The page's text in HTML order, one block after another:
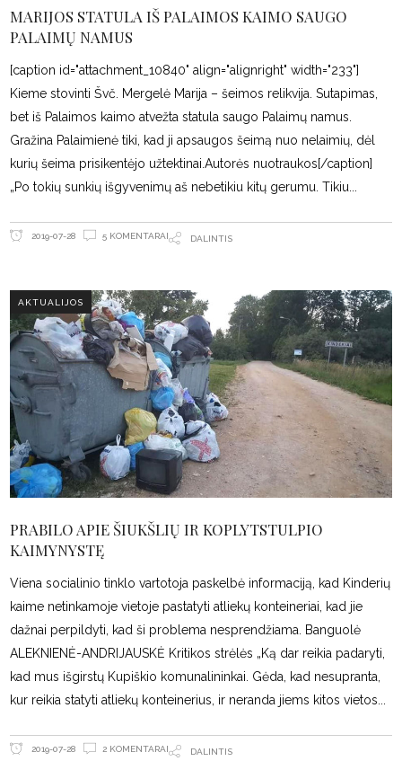
MARIJOS STATULA IŠ PALAIMOS KAIMO SAUGO
PALAIMŲ NAMUS
[caption id="attachment_10840" align="alignright" width="233"]
Kieme stovinti Švč. Mergelė Marija – šeimos relikvija. Sutapimas,
bet iš Palaimos kaimo atvežta statula saugo Palaimų namus.
Gražina Palaimienė tiki, kad ji apsaugos šeimą nuo nelaimių, dėl
kurių šeima prisikentėjo užtektinai.Autorės nuotraukos[/caption]
„Po tokių sunkių išgyvenimų aš nebetikiu kitų gerumu. Tikiu
2019-07-28 5 KOMENTARAI DALINTIS
AKTUALIJOS
PRABILO APIE ŠIUKŠLIŲ IR KOPLYTSTULPIO
KAIMYNYSTĘ
Viena socialinio tinklo vartotoja paskelbė informaciją, kad Kinderių
kaime netinkamoje vietoje pastatyti atliekų konteineriai, kad jie
dažnai perpildyti, kad ši problema nesprendžiama. Banguolė
ALEKNIENĖ-ANDRIJAUSKĖ Kritikos strėlės „Ką dar reikia padaryti,
kad mus išgirstų Kupiškio komunalininkai. Gėda, kad nesupranta,
kur reikia statyti atliekų konteinerius, ir neranda jiems kitos vietos
2019-07-28 2 KOMENTARAI DALINTIS